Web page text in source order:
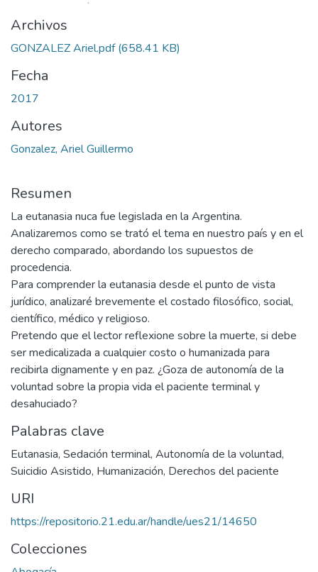
Archivos
GONZALEZ Ariel.pdf(658.41 KB)
Fecha
2017
Autores
Gonzalez, Ariel Guillermo
Resumen
La eutanasia nuca fue legislada en la Argentina.
Analizaremos como se trató el tema en nuestro país y en el
derecho comparado, abordando los supuestos de
procedencia.
Para comprender la eutanasia desde el punto de vista
jurídico, analizaré brevemente el costado filosófico, social,
científico, médico y religioso.
Pretendo que el lector reflexione sobre la muerte, si debe
ser medicalizada a cualquier costo o humanizada para
recibirla dignamente y en paz. ¿Goza de autonomía de la
voluntad sobre la propia vida el paciente terminal y
desahuciado?
Palabras clave
Eutanasia, Sedación terminal, Autonomía de la voluntad,
Suicidio Asistido, Humanización, Derechos del paciente
URI
https://repositorio.21.edu.ar/handle/ues21/14650
Colecciones